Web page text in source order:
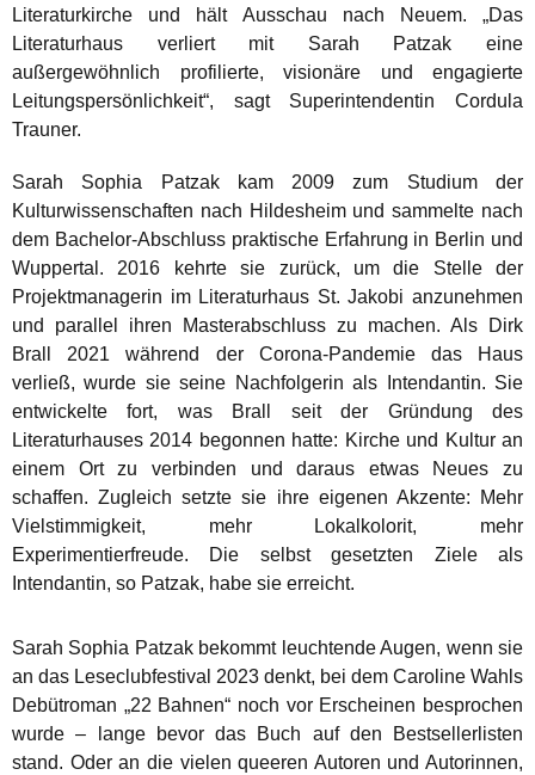
Literaturkirche und hält Ausschau nach Neuem. „Das
Literaturhaus verliert mit Sarah Patzak eine
außergewöhnlich profilierte, visionäre und engagierte
Leitungspersönlichkeit“, sagt Superintendentin Cordula
Trauner.
Sarah Sophia Patzak kam 2009 zum Studium der
Kulturwissenschaften nach Hildesheim und sammelte nach
dem Bachelor-Abschluss praktische Erfahrung in Berlin und
Wuppertal. 2016 kehrte sie zurück, um die Stelle der
Projektmanagerin im Literaturhaus St. Jakobi anzunehmen
und parallel ihren Masterabschluss zu machen. Als Dirk
Brall 2021 während der Corona-Pandemie das Haus
verließ, wurde sie seine Nachfolgerin als Intendantin. Sie
entwickelte fort, was Brall seit der Gründung des
Literaturhauses 2014 begonnen hatte: Kirche und Kultur an
einem Ort zu verbinden und daraus etwas Neues zu
schaffen. Zugleich setzte sie ihre eigenen Akzente: Mehr
Vielstimmigkeit, mehr Lokalkolorit, mehr
Experimentierfreude. Die selbst gesetzten Ziele als
Intendantin, so Patzak, habe sie erreicht.
Sarah Sophia Patzak bekommt leuchtende Augen, wenn sie
an das Leseclubfestival 2023 denkt, bei dem Caroline Wahls
Debütroman „22 Bahnen“ noch vor Erscheinen besprochen
wurde – lange bevor das Buch auf den Bestsellerlisten
stand. Oder an die vielen queeren Autoren und Autorinnen,